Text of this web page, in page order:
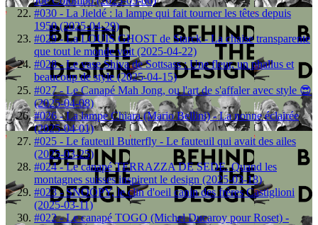
#030 - La Jieldé : la lampe qui fait tourner les têtes depuis
1950 (2025-04-29)
#029 - La LOUIS GHOST de Starck - La chaise transparente
que tout le monde voit (2025-04-22)
#028 - Le vase Shiva de Sottsass : Une fleur, un phallus et
beaucoup de style (2025-04-15)
#027 - Le Canapé Mah Jong, ou l'art de s'affaler avec style 😎
(2025-04-08)
#026 - La lampe Chiara (Mario Bellini) - La nonne éclairée
(2025-04-01)
#025 - Le fauteuil Butterfly - Le fauteuil qui avait des ailes
(2025-03-25)
#024 - Le canapé TERRAZZA DE SEDE. Quand les
montagnes suisses inspirent le design (2025-03-18)
#023 - SNOOPY, le clin d'oeil canin des frères Castiglioni
(2025-03-11)
#022 - Le canapé TOGO (Michel Ducaroy pour Roset) -